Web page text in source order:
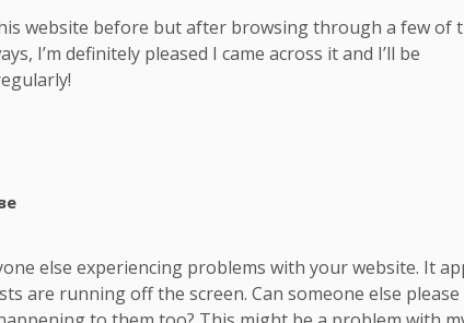
s
e
:
website before but after browsing through a few of
I’m definitely pleased I came across it and I’ll be
s
e
else experiencing problems with your website. It
are running off the screen. Can someone else please